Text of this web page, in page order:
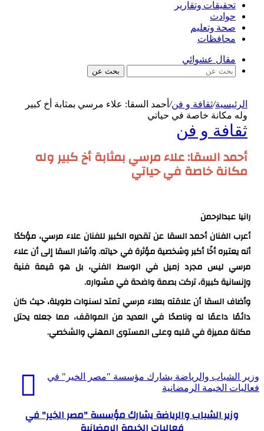
تحقيقات وتقارير
حوادث
صحة وتعليم
محافظات
مقال عشوائي
بحث عن
الرئيسية/ثقافة و فن/ أحمد السقا: علاء مرسي بمثابة أخ كبير
وله مكانة خاصة في حياتي
ثقافة و فن
أحمد السقا: علاء مرسي بمثابة أخ كبير وله
مكانة خاصة في حياتي
رانيا عبدالرحمن
أعرب الفنان أحمد السقا عن تقديره الكبير للفنان علاء مرسي، مؤكدًا
أنه يعتبره أخًا أكبر وشخصية مؤثرة في حياته. وأشار السقا إلى أن علاء
مرسي ليس مجرد زميل في الوسط الفني، بل هو قيمة فنية
وإنسانية كبيرة، تركت بصمة واضحة في مشواره.
وأضاف السقا أن علاقته بعلاء مرسي تمتد لسنوات طويلة، حيث كان
دائمًا داعمًا له وناصحًا في العديد من المواقف، مما جعله يحتل
مكانة مميزة في قلبه وعلى المستوى المهني والشخصي.
وزير الشباب والرياضة يشارك مؤسسة "مصر الخير" في
فعاليات الخيمة الرمضانية
وزير الشباب والرياضة يشارك مؤسسة "مصر الخير" في